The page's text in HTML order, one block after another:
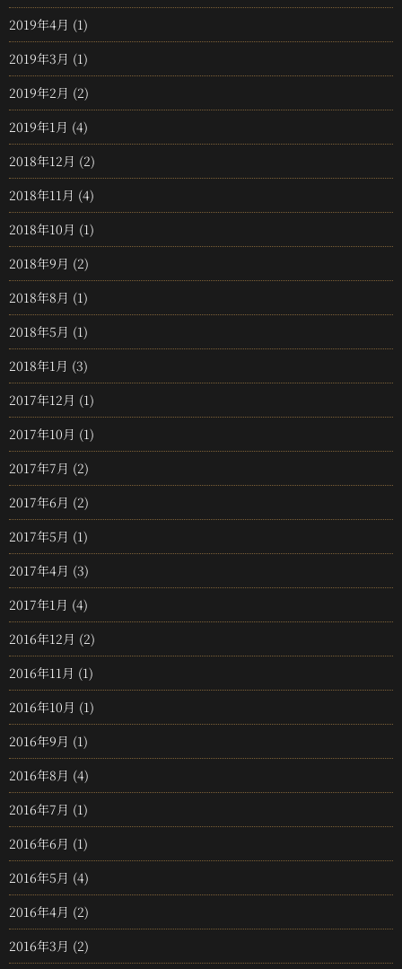
2019年4月 (1)
2019年3月 (1)
2019年2月 (2)
2019年1月 (4)
2018年12月 (2)
2018年11月 (4)
2018年10月 (1)
2018年9月 (2)
2018年8月 (1)
2018年5月 (1)
2018年1月 (3)
2017年12月 (1)
2017年10月 (1)
2017年7月 (2)
2017年6月 (2)
2017年5月 (1)
2017年4月 (3)
2017年1月 (4)
2016年12月 (2)
2016年11月 (1)
2016年10月 (1)
2016年9月 (1)
2016年8月 (4)
2016年7月 (1)
2016年6月 (1)
2016年5月 (4)
2016年4月 (2)
2016年3月 (2)